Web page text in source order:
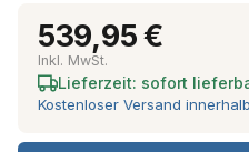
539,95 €
Inkl. MwSt.
Lieferzeit: sofort
Kostenloser Versand